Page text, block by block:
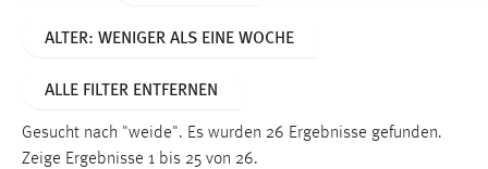
ALTER: WENIGER ALS EINE WOCHE
ALLE FILTER ENTFERNEN
Gesucht nach "weide". Es wurden 26 Ergebnisse gefunden.
Zeige Ergebnisse 1 bis 25 von 26.
Funktionen und sind für die einwandfreie Funktion der
Name: